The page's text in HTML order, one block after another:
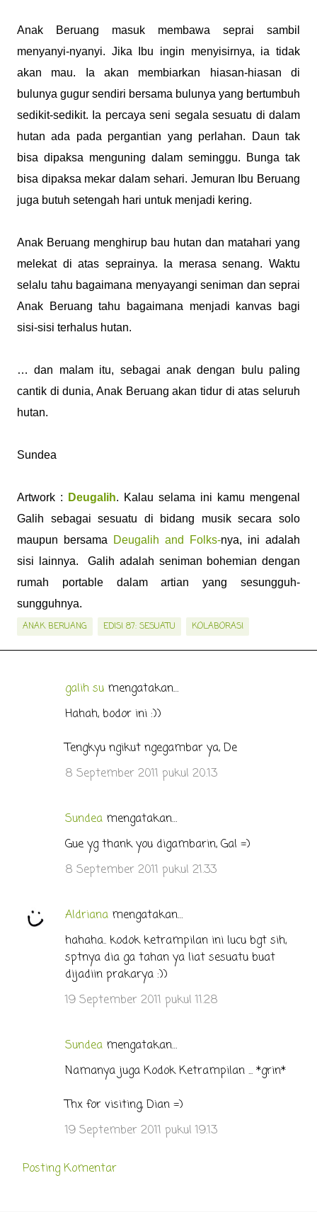
Anak Beruang masuk membawa seprai sambil
menyanyi-nyanyi. Jika Ibu ingin menyisirnya, ia tidak
akan mau. Ia akan membiarkan hiasan-hiasan di
bulunya gugur sendiri bersama bulunya yang bertumbuh
sedikit-sedikit. Ia percaya seni segala sesuatu di dalam
hutan ada pada pergantian yang perlahan. Daun tak
bisa dipaksa menguning dalam seminggu. Bunga tak
bisa dipaksa mekar dalam sehari. Jemuran Ibu Beruang
juga butuh setengah hari untuk menjadi kering.
Anak Beruang menghirup bau hutan dan matahari yang
melekat di atas seprainya. Ia merasa senang. Waktu
selalu tahu bagaimana menyayangi seniman dan seprai
Anak Beruang tahu bagaimana menjadi kanvas bagi
sisi-sisi terhalus hutan.
… dan malam itu, sebagai anak dengan bulu paling
cantik di dunia, Anak Beruang akan tidur di atas seluruh
hutan.
Sundea
Artwork : Deugalih. Kalau selama ini kamu mengenal
Galih sebagai sesuatu di bidang musik secara solo
maupun bersama
Deugalih and Folks-nya, ini adalah
sisi lainnya. Galih adalah seniman bohemian dengan
rumah portable dalam artian yang sesungguh-
sungguhnya.
ANAK BERUANG EDISI 87: SESUATU KOLABORASI
galih su mengatakan…
Hahah, bodor ini :))
Tengkyu ngikut ngegambar ya, De
8 September 2011 pukul 20.13
Sundea mengatakan…
Gue yg thank you digambarin, Gal =)
8 September 2011 pukul 21.33
Aldriana mengatakan…
hahaha.. kodok ketrampilan ini lucu bgt sih,
sptnya dia ga tahan ya liat sesuatu buat
dijadiin prakarya :))
19 September 2011 pukul 11.28
Sundea mengatakan…
Namanya juga Kodok Ketrampilan ... *grin*
Thx for visiting, Dian =)
19 September 2011 pukul 19.13
Posting Komentar